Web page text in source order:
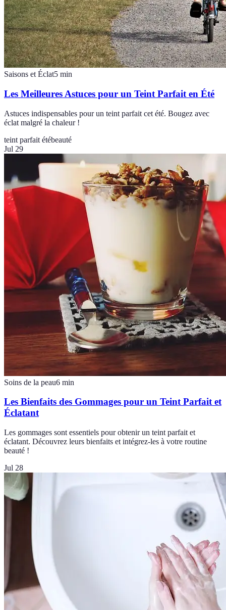
Saisons et Éclat5 min
Les Meilleures Astuces pour un Teint Parfait en Été
Astuces indispensables pour un teint parfait cet été. Bougez avec
éclat malgré la chaleur !
teint parfait étébeauté
Jul 29
Soins de la peau6 min
Les Bienfaits des Gommages pour un Teint Parfait et
Éclatant
Les gommages sont essentiels pour obtenir un teint parfait et
éclatant. Découvrez leurs bienfaits et intégrez-les à votre routine
beauté !
Jul 28